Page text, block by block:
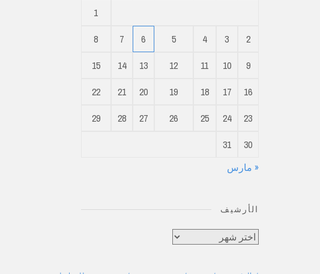
1
2
3
4
5
6
7
8
9
10
11
12
13
14
15
16
17
18
19
20
21
22
23
24
25
26
27
28
29
30
31
« مارس
الأرشيف
الأرشيف